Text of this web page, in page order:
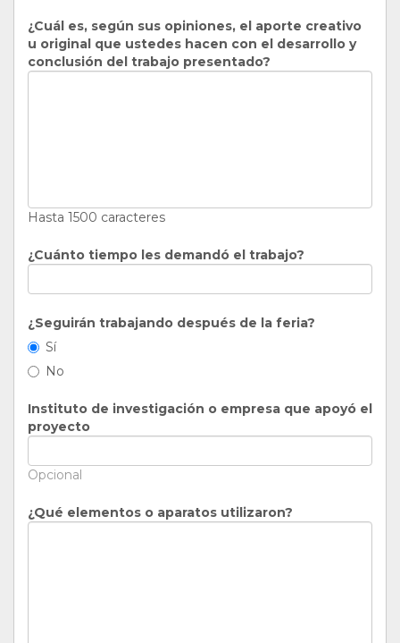
¿Cuál es, según sus opiniones, el aporte creativo
u original que ustedes hacen con el desarrollo y
conclusión del trabajo presentado?
Hasta 1500 caracteres
¿Cuánto tiempo les demandó el trabajo?
¿Seguirán trabajando después de la feria?
Sí
No
Instituto de investigación o empresa que apoyó el
proyecto
Opcional
¿Qué elementos o aparatos utilizaron?